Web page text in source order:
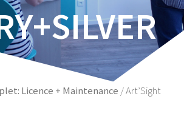
Licence + Maintenance / Art’Sight